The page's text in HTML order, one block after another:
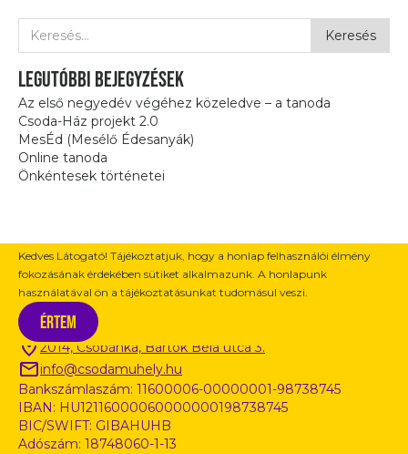
Legutóbbi bejegyzések
Az első negyedév végéhez közeledve – a tanoda
Csoda-Ház projekt 2.0
MesÉd (Mesélő Édesanyák)
Online tanoda
Önkéntesek történetei
Kapcsolat / Információ
2014, Csobánka, Bartók Béla utca 3.
info@csodamuhely.hu
Bankszámlaszám: 11600006-00000001-98738745
IBAN: HU12116000060000000198738745
BIC/SWIFT: GIBAHUHB
Adószám: 18748060-1-13
Kedves Látogató! Tájékoztatjuk, hogy a honlap felhasználói élmény
fokozásának érdekében sütiket alkalmazunk. A honlapunk
használatával ön a tájékoztatásunkat tudomásul veszi.
Értem